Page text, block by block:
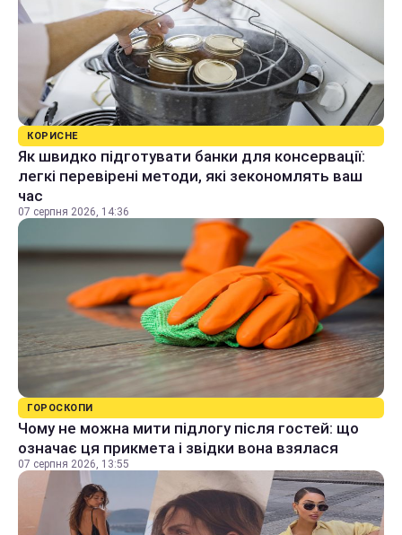
КОРИСНЕ
Як швидко підготувати банки для консервації:
легкі перевірені методи, які зекономлять ваш
час
07 серпня 2026, 14:36
ГОРОСКОПИ
Чому не можна мити підлогу після гостей: що
означає ця прикмета і звідки вона взялася
07 серпня 2026, 13:55